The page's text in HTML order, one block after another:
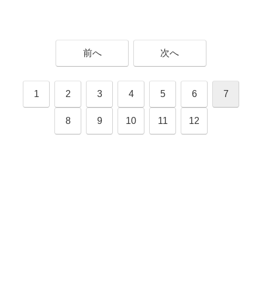
前へ 次へ
1 2 3 4 5 6 7
8 9 10 11 12